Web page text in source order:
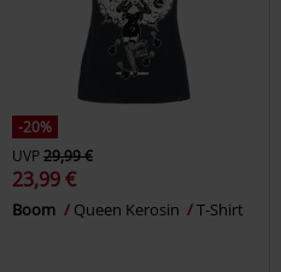
-20%
UVP29,99 €
23,99 €
Boom Queen Kerosin T-Shirt